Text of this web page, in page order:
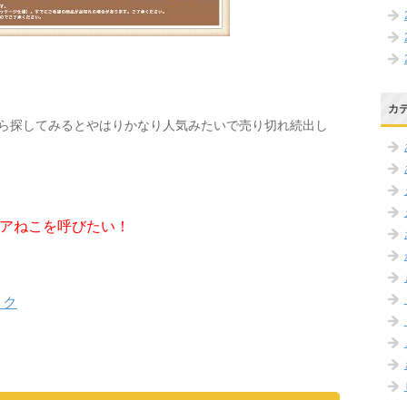
探してみるとやはりかなり人気みたいで売り切れ続出し
ねこを呼びたい！
カ